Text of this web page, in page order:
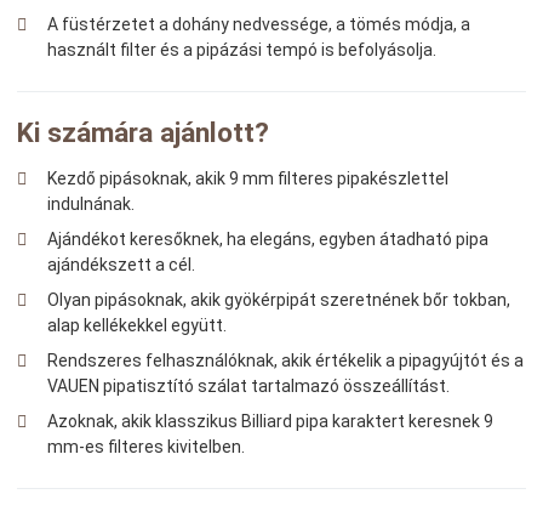
A füstérzetet a dohány nedvessége, a tömés módja, a
használt filter és a pipázási tempó is befolyásolja.
Ki számára ajánlott?
Kezdő pipásoknak, akik 9 mm filteres pipakészlettel
indulnának.
Ajándékot keresőknek, ha elegáns, egyben átadható pipa
ajándékszett a cél.
Olyan pipásoknak, akik gyökérpipát szeretnének bőr tokban,
alap kellékekkel együtt.
Rendszeres felhasználóknak, akik értékelik a pipagyújtót és a
VAUEN pipatisztító szálat tartalmazó összeállítást.
Azoknak, akik klasszikus Billiard pipa karaktert keresnek 9
mm-es filteres kivitelben.